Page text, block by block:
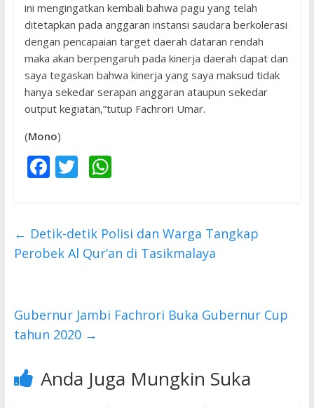
ini mengingatkan kembali bahwa pagu yang telah
ditetapkan pada anggaran instansi saudara berkolerasi
dengan pencapaian target daerah dataran rendah
maka akan berpengaruh pada kinerja daerah dapat dan
saya tegaskan bahwa kinerja yang saya maksud tidak
hanya sekedar serapan anggaran ataupun sekedar
output kegiatan,”tutup Fachrori Umar.
(Mono)
F
b
o
T
er
W
s
A
← Detik-detik Polisi dan Warga Tangkap
Perobek Al Qur’an di Tasikmalaya
Gubernur Jambi Fachrori Buka Gubernur Cup
tahun 2020 →
Anda Juga Mungkin Suka